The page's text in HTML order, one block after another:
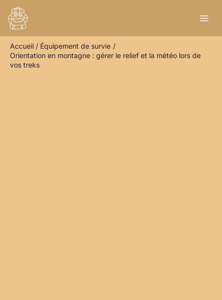
contenu
Accueil
Équipement de survie
Orientation en montagne : gérer le relief et la météo lors de
vos treks
e
h
e